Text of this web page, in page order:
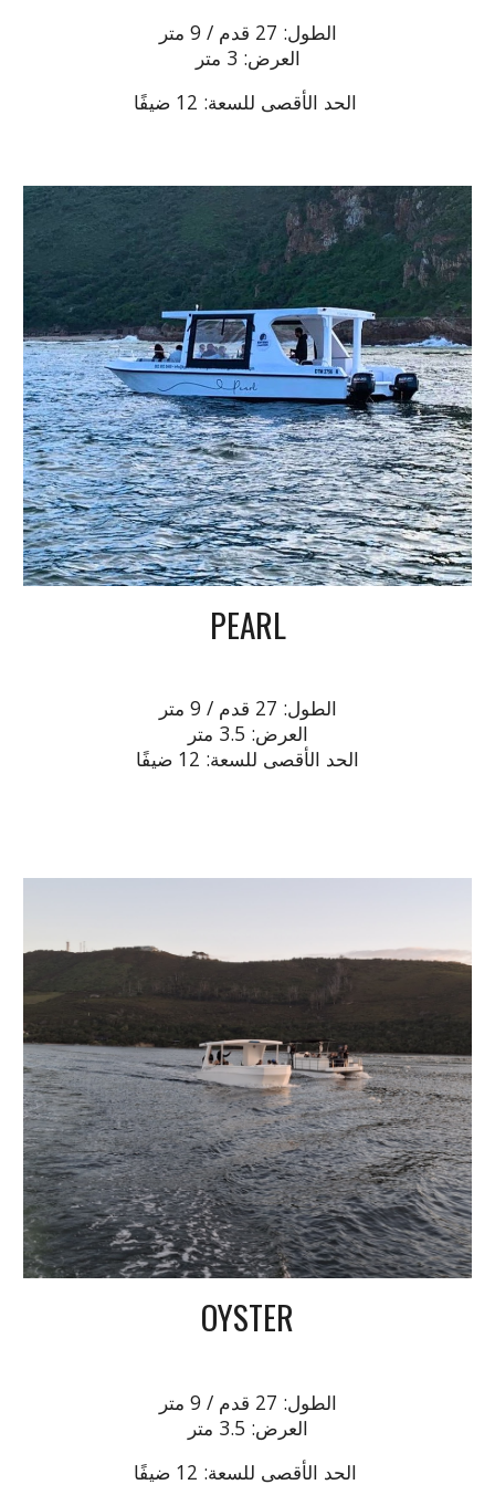
الطول: 27 قدم / 9 متر
العرض: 3 متر
PEARL
الطول: 27 قدم / 9 متر
العرض: 3.5 متر
الحد الأقصى للسعة: 12 ضيفًا
OYSTER
الطول: 27 قدم / 9 متر
العرض: 3.5 متر